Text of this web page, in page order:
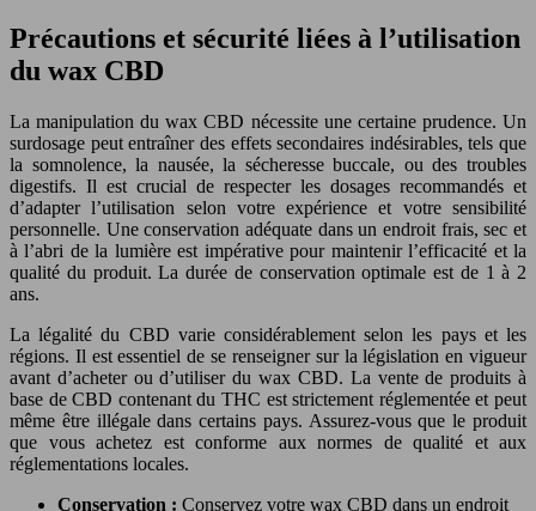
Précautions et sécurité liées à l’utilisation
du wax CBD
La manipulation du wax CBD nécessite une certaine prudence. Un
surdosage peut entraîner des effets secondaires indésirables, tels que
la somnolence, la nausée, la sécheresse buccale, ou des troubles
digestifs. Il est crucial de respecter les dosages recommandés et
d’adapter l’utilisation selon votre expérience et votre sensibilité
personnelle. Une conservation adéquate dans un endroit frais, sec et
à l’abri de la lumière est impérative pour maintenir l’efficacité et la
qualité du produit. La durée de conservation optimale est de 1 à 2
ans.
La légalité du CBD varie considérablement selon les pays et les
régions. Il est essentiel de se renseigner sur la législation en vigueur
avant d’acheter ou d’utiliser du wax CBD. La vente de produits à
base de CBD contenant du THC est strictement réglementée et peut
même être illégale dans certains pays. Assurez-vous que le produit
que vous achetez est conforme aux normes de qualité et aux
réglementations locales.
Conservation : Conservez votre wax CBD dans un endroit